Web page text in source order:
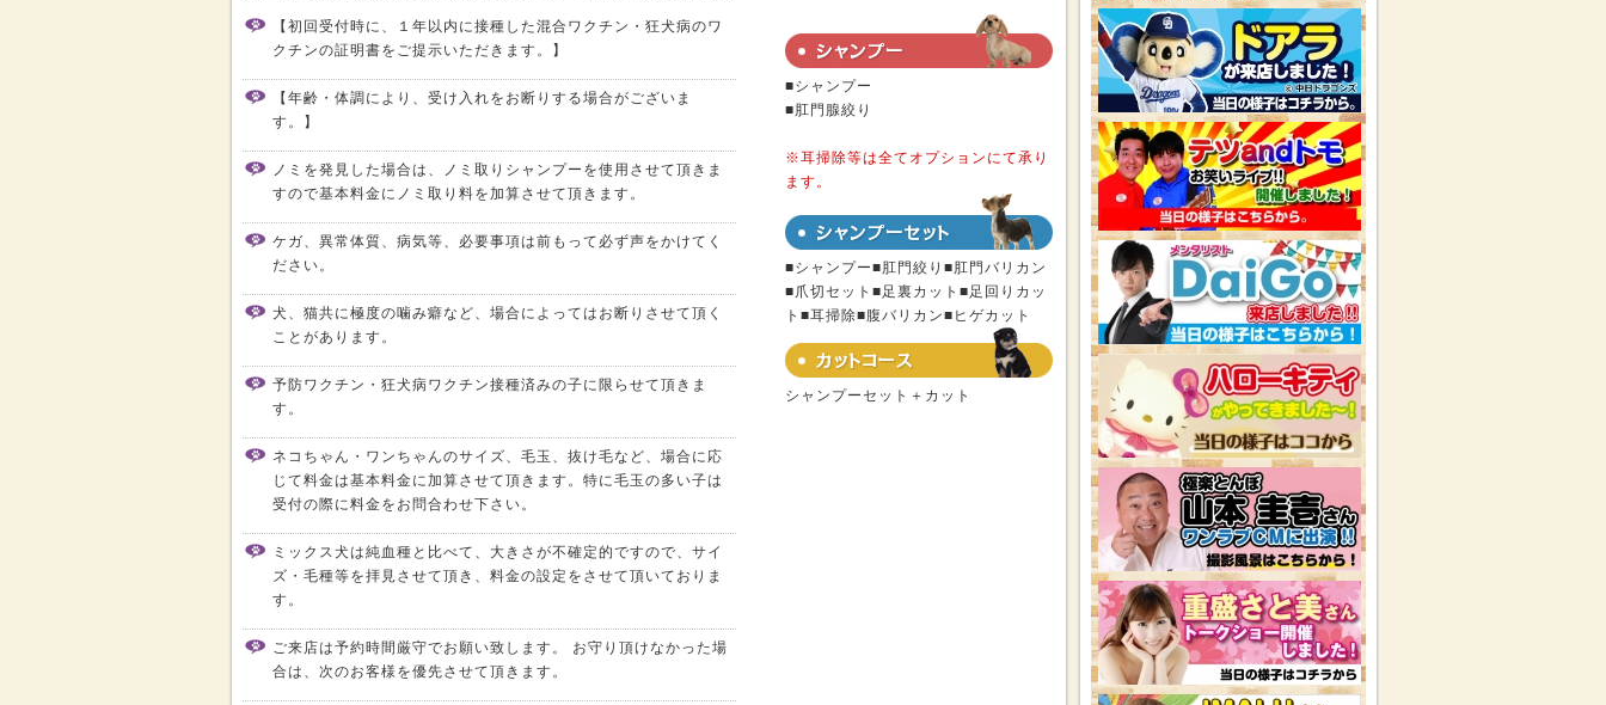
【初回受付時に、１年以内に接種した混合ワクチン・狂犬病のワ
クチンの証明書をご提示いただきます。】
【年齢・体調により、受け入れをお断りする場合がございま
す。】
ノミを発見した場合は、ノミ取りシャンプーを使用させて頂きま
すので基本料金にノミ取り料を加算させて頂きます。
ケガ、異常体質、病気等、必要事項は前もって必ず声をかけてく
ださい。
犬、猫共に極度の噛み癖など、場合によってはお断りさせて頂く
ことがあります。
予防ワクチン・狂犬病ワクチン接種済みの子に限らせて頂きま
す。
ネコちゃん・ワンちゃんのサイズ、毛玉、抜け毛など、場合に応
じて料金は基本料金に加算させて頂きます。特に毛玉の多い子は
受付の際に料金をお問合わせ下さい。
ミックス犬は純血種と比べて、大きさが不確定的ですので、サイ
ズ・毛種等を拝見させて頂き、料金の設定をさせて頂いておりま
す。
ご来店は予約時間厳守でお願い致します。 お守り頂けなかった場
合は、次のお客様を優先させて頂きます。
■シャンプー
■肛門腺絞り
※耳掃除等は全てオプションにて承り
ます。
■シャンプー■肛門絞り■肛門バリカン
■爪切セット■足裏カット■足回りカッ
ト■耳掃除■腹バリカン■ヒゲカット
シャンプーセット＋カット